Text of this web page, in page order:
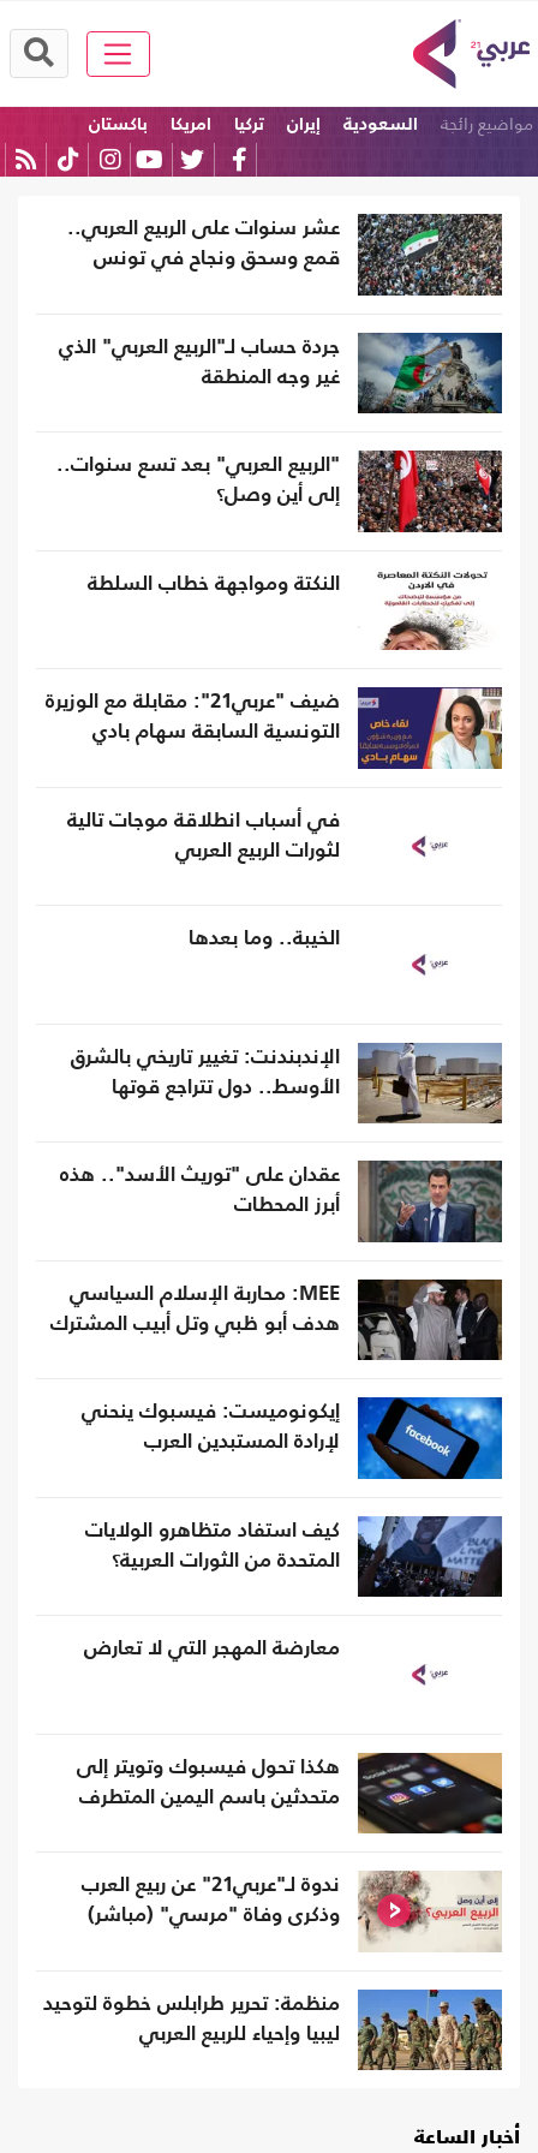
مواضيع رائجة السعودية إيران تركيا امريكا
باكستان
عشر سنوات على الربيع العربي..
قمع وسحق ونجاح في تونس
جردة حساب لـ"الربيع العربي" الذي
غير وجه المنطقة
"الربيع العربي" بعد تسع سنوات..
إلى أين وصل؟
النكتة ومواجهة خطاب السلطة
ضيف "عربي21": مقابلة مع الوزيرة
التونسية السابقة سهام بادي
في أسباب انطلاقة موجات تالية
لثورات الربيع العربي
الخيبة.. وما بعدها
الإندبندنت: تغيير تاريخي بالشرق
الأوسط.. دول تتراجع قوتها
عقدان على "توريث الأسد".. هذه
أبرز المحطات
MEE: محاربة الإسلام السياسي
هدف أبو ظبي وتل أبيب المشترك
إيكونوميست: فيسبوك ينحني
لإرادة المستبدين العرب
كيف استفاد متظاهرو الولايات
المتحدة من الثورات العربية؟
معارضة المهجر التي لا تعارض
هكذا تحول فيسبوك وتويتر إلى
متحدثين باسم اليمين المتطرف
ندوة لـ"عربي21" عن ربيع العرب
وذكرى وفاة "مرسي" (مباشر)
منظمة: تحرير طرابلس خطوة لتوحيد
ليبيا وإحياء للربيع العربي
أخبار الساعة